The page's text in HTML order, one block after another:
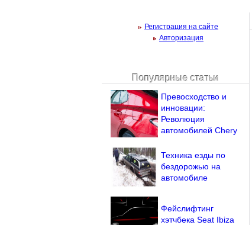
Регистрация на сайте
Авторизация
Напомнить пароль?
Популярные статьи
Превосходство и
инновации:
Революция
автомобилей Chery
Техника езды по
бездорожью на
автомобиле
Фейслифтинг
хэтчбека Seat Ibiza